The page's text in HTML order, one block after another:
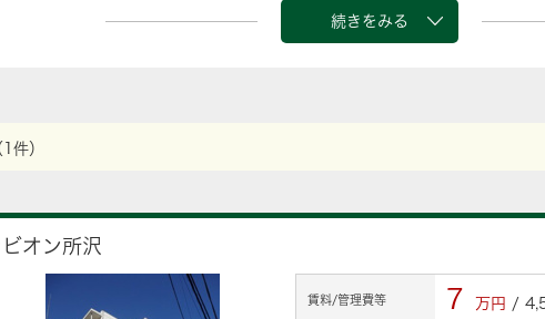
続きをみる
1件）
ビオン所沢
賃料/管理費等 7 万円 /